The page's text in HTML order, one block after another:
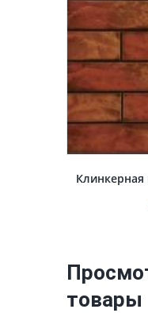
Клинкерная
товары